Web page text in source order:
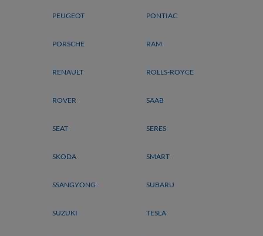
PEUGEOT PONTIAC
PORSCHE RAM
RENAULT ROLLS-ROYCE
ROVER SAAB
SEAT SERES
SKODA SMART
SSANGYONG SUBARU
SUZUKI TESLA